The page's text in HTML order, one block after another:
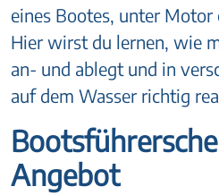
eines Bootes, unter Motor
Hier wirst du lernen, wie
an- und ablegt und in
auf dem Wasser richtig
Angebot